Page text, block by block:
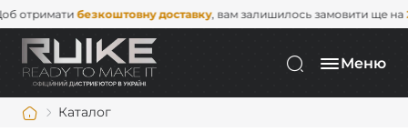
безкоштовну доставку, вам залишилось замовити ще на 2 000
Меню
Каталог